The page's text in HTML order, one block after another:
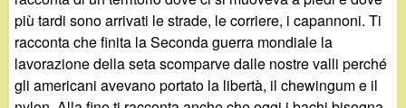
d
i
c
a
più tardi sono arrivati le strade, le corriere, i capannoni. Ti
racconta che finita la Seconda guerra mondiale la
lavorazione della seta scomparve dalle nostre valli perché
gli americani avevano portato la libertà, il chewingum e il